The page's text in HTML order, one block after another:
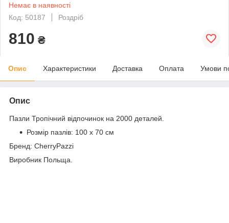
Немає в наявності
Код: 50187
Роздріб
810 ₴
Опис Характеристики Доставка Оплата Умови
Опис
Пазли Тропічний відпочинок на 2000 деталей
Розмір пазлів: 100 x 70 см
Бренд: CherryPazzi
Виробник Польща.